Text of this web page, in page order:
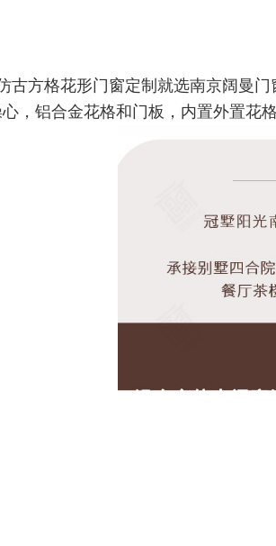
古方格花形门窗定制就选南京阔曼
，铝合金花格和门板，内置外置花